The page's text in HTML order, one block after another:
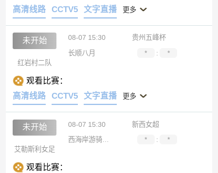
高清线路
CCTV5 文字直播 更多
未开始 08-07 15:30
贵州五峰杯
长顺八月
* :
*
红岩村二队
观看比赛：
高清线路
CCTV5 文字直播 更多
未开始 08-07 15:30
新西女超
西海岸游骑兵女足
* :
*
艾勒斯利女足
观看比赛：